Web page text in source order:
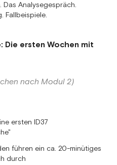
Das Analysegespräch.
Fallbeispiele.
Die ersten Wochen mit
nach Modul 2)
ersten ID37
führen ein ca. 20-minütiges
durch